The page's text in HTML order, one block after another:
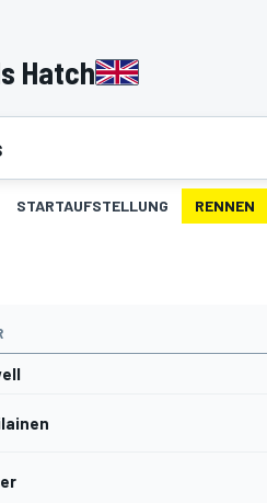
Hatch
STARTAUFSTELLUNG RENNEN